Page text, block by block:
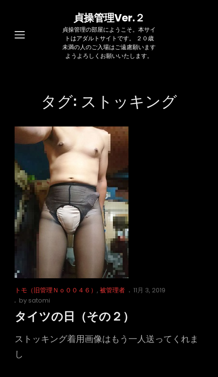
貞操管理Ver.２
貞操管理の部屋にようこそ。本サイ
トはアダルトサイトです。 ２０歳
未満の人のご入場はご遠慮願います
ようよろしくお願いいたします。
タグ: ストッキング
Cat
Links
トモ（旧管理Ｎｏ００４６） , 被管理者
Posted
11月 3, 2019
by satomi
タイツの日（その２）
ストッキング着用画像はもう一人送ってくれま
し